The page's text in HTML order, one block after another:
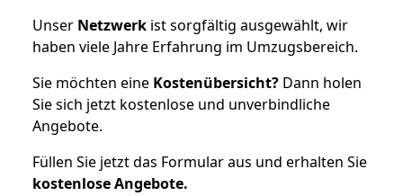
Unser Netzwerk ist sorgfältig ausgewählt, wir
haben viele Jahre Erfahrung im Umzugsbereich.
Sie möchten eine Kostenübersicht? Dann holen
Sie sich jetzt kostenlose und unverbindliche
Angebote.
Füllen Sie jetzt das Formular aus und erhalten Sie
kostenloseAngebote.